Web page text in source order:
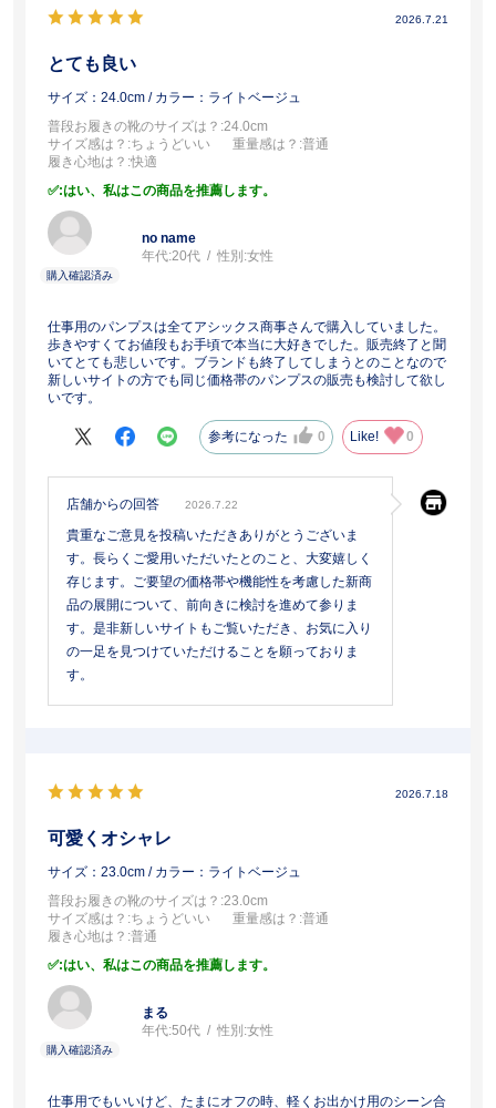
2026.7.21
とても良い
サイズ：24.0cm / カラー：ライトベージュ
普段お履きの靴のサイズは？ :24.0cm
サイズ感は？ :ちょうどいい 重量感は？ :普通
履き心地は？ :快適
:はい、私はこの商品を推薦します。
no name
年代:20代 性別:女性
仕事用のパンプスは全てアシックス商事さんで購入していました。
歩きやすくてお値段もお手頃で本当に大好きでした。販売終了と聞
いてとても悲しいです。ブランドも終了してしまうとのことなので
新しいサイトの方でも同じ価格帯のパンプスの販売も検討して欲し
いです。
参考になった 0 Like! 0
店舗からの回答 2026.7.22
貴重なご意見を投稿いただきありがとうございま
す。長らくご愛用いただいたとのこと、大変嬉しく
存じます。ご要望の価格帯や機能性を考慮した新商
品の展開について、前向きに検討を進めて参りま
す。是非新しいサイトもご覧いただき、お気に入り
の一足を見つけていただけることを願っておりま
す。
2026.7.18
可愛くオシャレ
サイズ：23.0cm / カラー：ライトベージュ
普段お履きの靴のサイズは？ :23.0cm
サイズ感は？ :ちょうどいい 重量感は？ :普通
履き心地は？ :普通
:はい、私はこの商品を推薦します。
まる
年代:50代 性別:女性
仕事用でもいいけど、たまにオフの時、軽くお出かけ用のシーン合